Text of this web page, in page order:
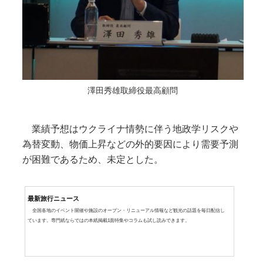
澤田秀雄取締役最高顧問
業績予想はウクライナ情勢に伴う地政学リスクや
為替変動、物価上昇などの外的要因により需要予測
が困難であるため、未定とした。
最新旅行ニュース
全国各地のイベント開催や施設のオープン・リニューアル情報など観光の話題を毎日配信し
ています。専門紙ならではの本紙掲載1面特集やコラムも試し読みできます。